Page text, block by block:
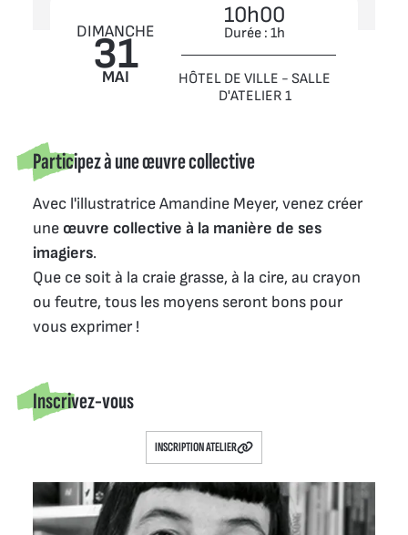
DIMANCHE
31
MAI
10h00
Durée : 1h
HÔTEL DE VILLE - SALLE
D'ATELIER 1
Participez à une œuvre collective
Avec l'illustratrice Amandine Meyer, venez créer
une œuvre collective à la manière de ses
imagiers.
Que ce soit à la craie grasse, à la cire, au crayon
ou feutre, tous les moyens seront bons pour
vous exprimer !
Inscrivez-vous
INSCRIPTION ATELIER